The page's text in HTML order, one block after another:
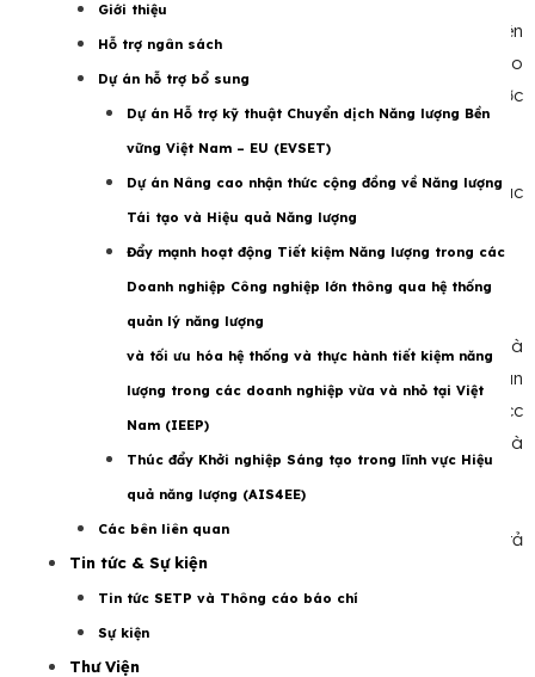
Giới thiệu
Hỗ trợ ngân sách
Dự án hỗ trợ bổ sung
Dự án Hỗ trợ kỹ thuật Chuyển dịch Năng lượng Bền
vững Việt Nam – EU (EVSET)
Dự án Nâng cao nhận thức cộng đồng về Năng lượng
Tái tạo và Hiệu quả Năng lượng
Đẩy mạnh hoạt động Tiết kiệm Năng lượng trong các
Doanh nghiệp Công nghiệp lớn thông qua hệ thống
quản lý năng lượng
và tối ưu hóa hệ thống và thực hành tiết kiệm năng
lượng trong các doanh nghiệp vừa và nhỏ tại Việt
Nam (IEEP)
Thúc đẩy Khởi nghiệp Sáng tạo trong lĩnh vực Hiệu
quả năng lượng (AIS4EE)
Các bên liên quan
Tin tức & Sự kiện
Tin tức SETP và Thông cáo báo chí
Sự kiện
Thư Viện
Ít nhất 5 năm kinh nghiệm thiết kế hình ảnh, thực hiện
các sản phẩm truyền thông, quan hệ công chúng cho
các sự kiện có sự tham gia của các cơ quan nhà nước
và đối tác quốc tế
Danh mục các sản phẩm tương ứng đã thực hiện
Kinh nghiệm thực hiện sản phẩm truyền thông cho các
sự kiện năng lượng được ưu tiên
Hạn nộp hồ sơ:10/04/2025, 17:00 giờ Việt Nam
Các đơn vị/cá nhân quan tâm vui ling gửi đề xuất kỹ thuật và
đề xuất tài chính cùng ít nhất 3 sản phẩm có liên quan về Ban
, cc
và
Adrian.Twomey@stantec.com
Để biết thêm thông tin về gói thầu, xin mời tham khảo mô tả
chi tiết tạiđây .
184